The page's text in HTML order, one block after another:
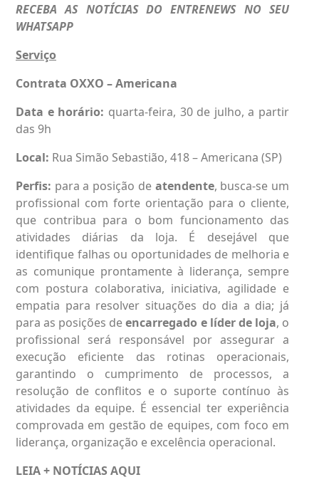
RECEBA AS NOTÍCIAS DO ENTRENEWS NO SEU
WHATSAPP
Serviço
Contrata OXXO – Americana
Data e horário: quarta-feira, 30 de julho, a partir
das 9h
Local: Rua Simão Sebastião, 418 – Americana (SP)
Perfis: para a posição de atendente, busca-se um
profissional com forte orientação para o cliente,
que contribua para o bom funcionamento das
atividades diárias da loja. É desejável que
identifique falhas ou oportunidades de melhoria e
as comunique prontamente à liderança, sempre
com postura colaborativa, iniciativa, agilidade e
empatia para resolver situações do dia a dia; já
para as posições deencarregado e líder de loja, o
profissional será responsável por assegurar a
execução eficiente das rotinas operacionais,
garantindo o cumprimento de processos, a
resolução de conflitos e o suporte contínuo às
atividades da equipe. É essencial ter experiência
comprovada em gestão de equipes, com foco em
liderança, organização e excelência operacional.
LEIA + NOTÍCIAS AQUI